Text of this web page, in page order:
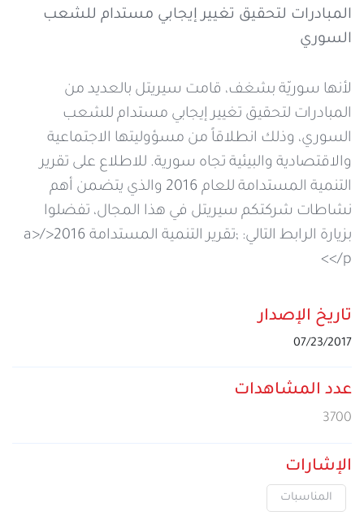
المساعدة والدعم
خدمات الأخبار والمعلومات
خدمات التجوال
خدمات الخطوط
عرض المزيد
تفاصيل الخدمة
مراكز الخدمة المعتمدة
أماكن استخدام سيريتل كاش
عن سيريتل
شبكة التوزيع
الإجراءات
تاريخ الإصدار
07/23/2017
عدد المشاهدات
3700
الإشارات
المناسبات
المبادرات لتحقيق تغيير إيجابي مستدام للشعب
السوري
لأنها سوريّة بشغف، قامت سيريتل بالعديد من
المبادرات لتحقيق تغيير إيجابي مستدام للشعب
السوري، وذلك انطلاقاً من مسؤوليتها الاجتماعية
والاقتصادية والبيئية تجاه سورية. للاطلاع على تقرير
التنمية المستدامة للعام 2016 والذي يتضمن أهم
نشاطات شركتكم سيريتل في هذا المجال، تفضلوا
بزيارة الرابط التالي: ;
تقرير التنمية المستدامة 2016</a>
</p>